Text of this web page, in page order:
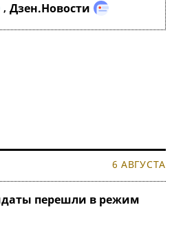
, Дзен.Новости
6 АВГУСТА
перешли в режим